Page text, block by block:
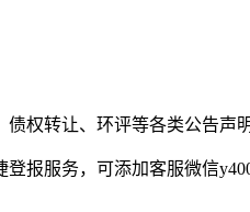
权转让、环评等各类公告声
报服务，可添加客服微信